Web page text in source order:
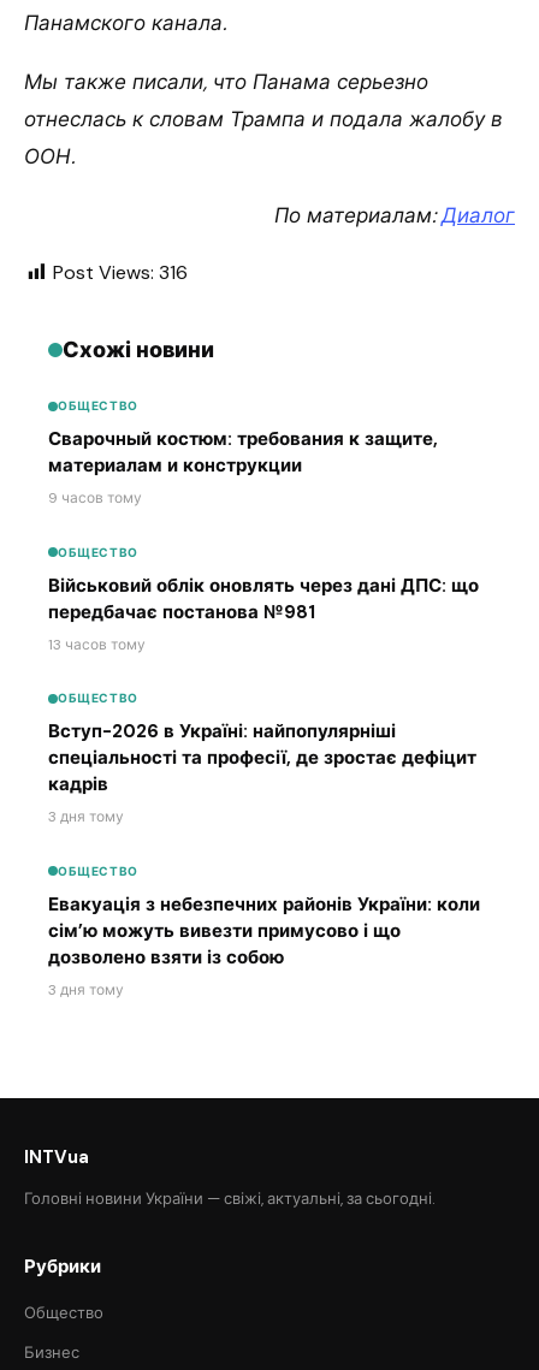
Панамского канала.
Мы также писали, что Панама серьезно
отнеслась к словам Трампа и подала жалобу в
ООН.
По материалам:Диалог
Post Views: 316
Схожі новини
ОБЩЕСТВО
Сварочный костюм: требования к защите,
материалам и конструкции
9 часов тому
ОБЩЕСТВО
Військовий облік оновлять через дані ДПС: що
передбачає постанова №981
13 часов тому
ОБЩЕСТВО
Вступ-2026 в Україні: найпопулярніші
спеціальності та професії, де зростає дефіцит
кадрів
3 дня тому
ОБЩЕСТВО
Евакуація з небезпечних районів України: коли
сім’ю можуть вивезти примусово і що
дозволено взяти із собою
3 дня тому
INTVua
Головні новини України — свіжі, актуальні, за сьогодні.
Рубрики
Общество
Бизнес